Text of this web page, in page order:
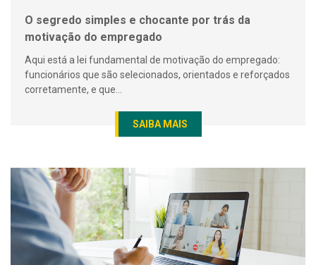
O segredo simples e chocante por trás da
motivação do empregado
Aqui está a lei fundamental de motivação do empregado:
funcionários que são selecionados, orientados e reforçados
corretamente, e que...
SAIBA MAIS